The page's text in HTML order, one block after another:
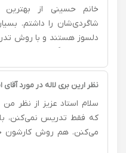
خانم حسینی از
شاگردی‌شان را داشتم.
دلسوز هستند و با روش
را هم کاملاً روان و
حوصله به سوالات پاسخ
وقت می‌گذارند.
واقعاً تحسین‌برانگیز
باوجدان هستند. واقعاً از
از زحماتشان صمیمانه
نظر ارین بری لاله در مورد
سلام استاد عزیز از نظر
که فقط تدریس نمی‌کنن،
می‌کنن. هم روش کارشون
توضیح دادنشون و